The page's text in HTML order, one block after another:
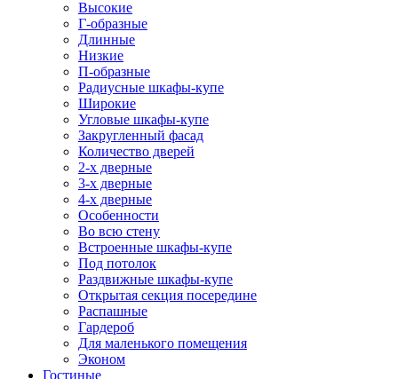
Высокие
Г-образные
Длинные
Низкие
П-образные
Радиусные шкафы-купе
Широкие
Угловые шкафы-купе
Закругленный фасад
Количество дверей
2-х дверные
3-х дверные
4-х дверные
Особенности
Во всю стену
Встроенные шкафы-купе
Под потолок
Раздвижные шкафы-купе
Открытая секция посередине
Распашные
Гардероб
Для маленького помещения
Эконом
Гостиные